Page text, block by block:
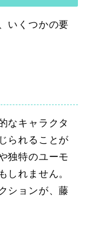
いくつかの要
なキャラクタ
られることが
独特のユーモ
しれません。
ションが、藤